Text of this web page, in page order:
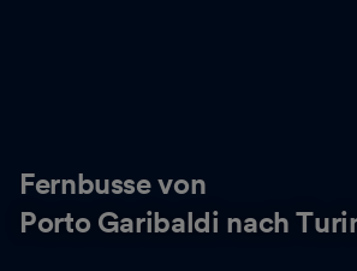
Fernbusse von
Porto Garibaldi nach